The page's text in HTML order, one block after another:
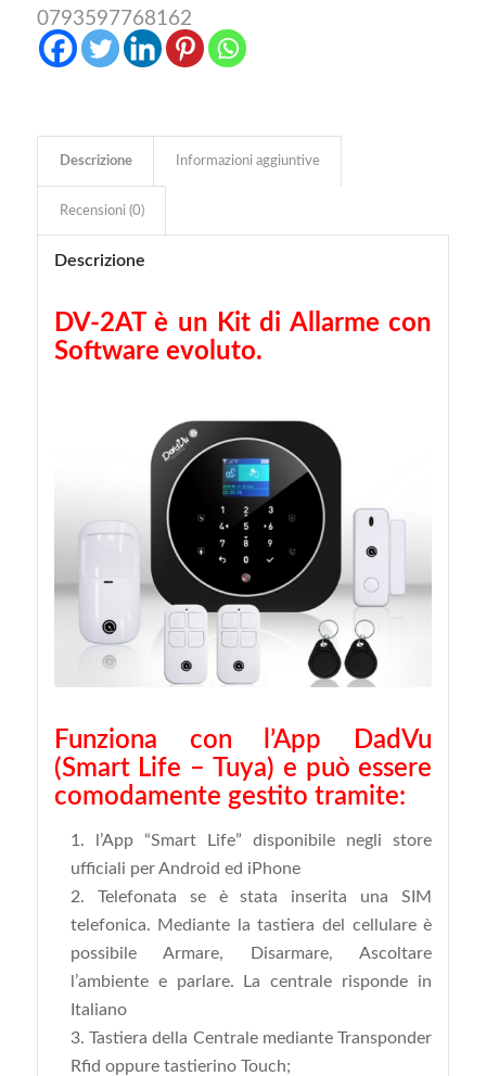
0793597768162
Descrizione Informazioni aggiuntive
Recensioni (0)
Descrizione
DV-2AT è un Kit di Allarme con
Software evoluto.
Funziona con l’App DadVu
(Smart Life – Tuya) e può essere
comodamente gestito tramite:
l’App “Smart Life” disponibile negli store
ufficiali per Android ed iPhone
Telefonata se è stata inserita una SIM
telefonica. Mediante la tastiera del cellulare è
possibile Armare, Disarmare, Ascoltare
l’ambiente e parlare. La centrale risponde in
Italiano
Tastiera della Centrale mediante Transponder
Rfid oppure tastierino Touch;